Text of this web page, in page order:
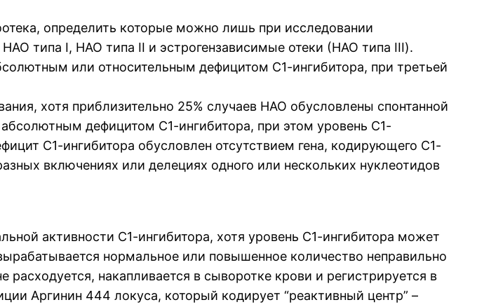
определить которые можно лишь при исследовании
типа I, НАО типа II и эстрогензависимые отеки (НАО типа III).
или относительным дефицитом С1-ингибитора, при третьей
хотя приблизительно 25% случаев НАО обусловлены спонтанной
дефицитом С1-ингибитора, при этом уровень С1-
С1-ингибитора обусловлен отсутствием гена, кодирующего С1-
включениях или делециях одного или нескольких нуклеотидов
активности С1-ингибитора, хотя уровень С1-ингибитора может
нормальное или повышенное количество неправильно
накапливается в сыворотке крови и регистрируется в
Аргинин 444 локуса, который кодирует “реактивный центр” –